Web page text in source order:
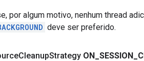
por algum motivo, nenhum thread
deve ser preferido.
CleanupStrategy ON SESSION